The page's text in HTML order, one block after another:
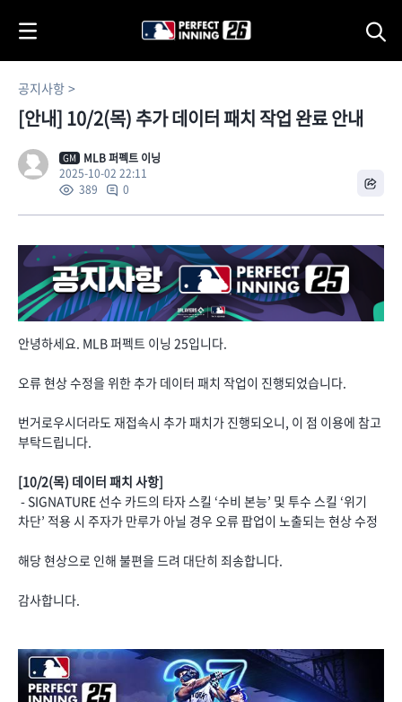
공지사항
[안내] 10/2(목) 추가 데이터 패치 작업 완료 안내
GM
MLB 퍼펙트 이닝
2025-10-02 22:11
389
0
안녕하세요. MLB 퍼펙트 이닝 25입니다.
오류 현상 수정을 위한 추가 데이터 패치 작업이 진행되었습니다.
번거로우시더라도 재접속시 추가 패치가 진행되오니, 이 점 이용에 참고
부탁드립니다.
[10/2(목) 데이터 패치 사항]
- SIGNATURE 선수 카드의 타자 스킬 ‘수비 본능’ 및 투수 스킬 ‘위기
차단’ 적용 시 주자가 만루가 아닐 경우 오류 팝업이 노출되는 현상 수정
해당 현상으로 인해 불편을 드려 대단히 죄송합니다.
감사합니다.